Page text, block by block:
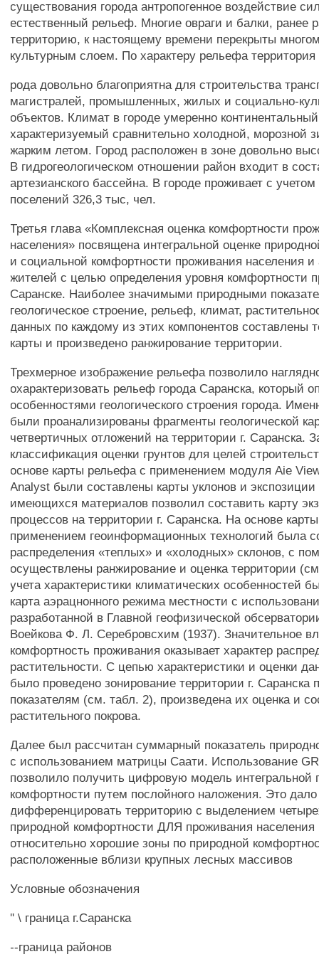
существования города антропогенное воздействие
естественный рельеф. Многие овраги и балки, ранее
территорию, к настоящему времени перекрыты
культурным слоем. По характеру рельефа территория
рода довольно благоприятна для строительства
магистралей, промышленных, жилых и социально-
объектов. Климат в городе умеренно
характеризуемый сравнительно холодной, морозной
жарким летом. Город расположен в зоне довольно
В гидрогеологическом отношении район входит в
артезианского бассейна. В городе проживает с учетом
поселений 326,3 тыс, чел.
Третья глава «Комплексная оценка комфортности
населения» посвящена интегральной оценке
и социальной комфортности проживания населения и
жителей с целью определения уровня комфортности
Саранске. Наиболее значимыми природными
геологическое строение, рельеф, климат,
данных по каждому из этих компонентов составлены
карты и произведено ранжирование территории.
Трехмерное изображение рельефа позволило
охарактеризовать рельеф города Саранска, который
особенностями геологического строения города.
были проанализированы фрагменты геологической
четвертичных отложений на территории г. Саранска.
классификация оценки грунтов для целей
основе карты рельефа с применением модуля Aie
Analyst были составлены карты уклонов и
имеющихся материалов позволил составить карту
процессов на территории г. Саранска. На основе
применением геоинформационных технологий была
распределения «теплых» и «холодных» склонов, с
осуществлены ранжирование и оценка территории
учета характеристики климатических особенностей
карта аэрацнонного режима местности с
разработанной в Главной геофизической
Воейкова Ф. Л. Серебровсхим (1937). Значительное
комфортность проживания оказывает характер
растительности. С цепью характеристики и оценки
было проведено зонирование территории г. Саранска
показателям (см. табл. 2), произведена их оценка и
растительного покрова.
Далее был рассчитан суммарный показатель
с использованием матрицы Саати. Использование
позволило получить цифровую модель интегральной
комфортности путем послойного наложения. Это
дифференцировать территорию с выделением
природной комфортности ДЛЯ проживания населения
относительно хорошие зоны по природной
расположенные вблизи крупных лесных массивов
Условные обозначения
'' \ граница г.Саранска
--граница районов